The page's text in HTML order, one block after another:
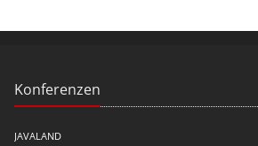
Konferenzen
JAVALAND